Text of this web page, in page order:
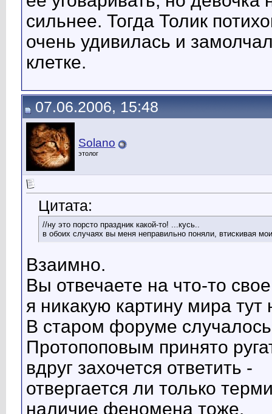
сильнее. Тогда Толик
очень удивилась и
клетке.
07.06.2006, 15:48
Solano
этолог
Цитата:
//ну это порсто праздник какой-то! ...кусь..
в обоих случаях вы меня неправильно поняли, втискивая
Взаимно.
Вы отвечаете на что-то
я никакую картину мира тут
В старом форуме
Протопоповым принято
вдруг захочется ответить -
отвергается ли только
наличие феномена тоже.